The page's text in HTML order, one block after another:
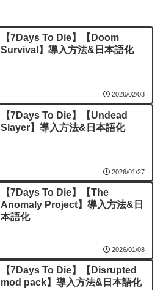
【7Days To Die】【Doom
Survival】導入方法&日本語化
2026/02/03
【7Days To Die】【Undead
Slayer】導入方法&日本語化
2026/01/27
【7Days To Die】【The
Anomaly Project】導入方法&日
本語化
2026/01/08
【7Days To Die】【Disrupted
mod pack】導入方法&日本語化